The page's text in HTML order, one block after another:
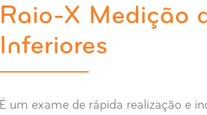
Raio-X Medição
Inferiores
É um exame de rápida realização e